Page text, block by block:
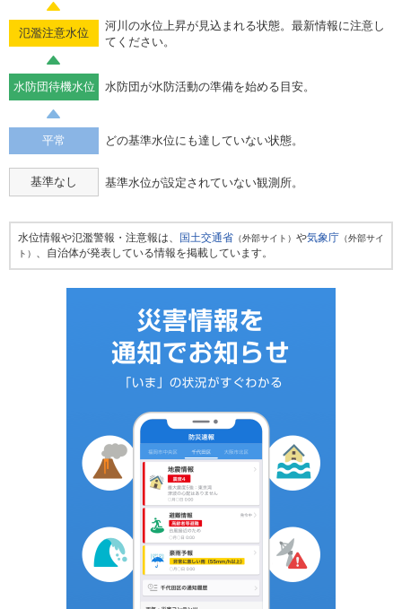
氾濫注意水位
河川の水位上昇が見込まれる状態。最新情報に注意し
てください。
水防団待機水位 水防団が水防活動の準備を始める目安。
平常 どの基準水位にも達していない状態。
基準なし 基準水位が設定されていない観測所。
水位情報や氾濫警報・注意報は、 国土交通省 （外部サイト） や気象庁 （外部サイ
ト） 、自治体が発表している情報を掲載しています。